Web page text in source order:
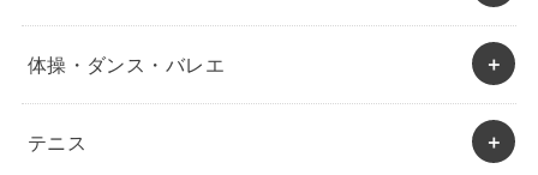
体操・ダンス・バレエ
テニス